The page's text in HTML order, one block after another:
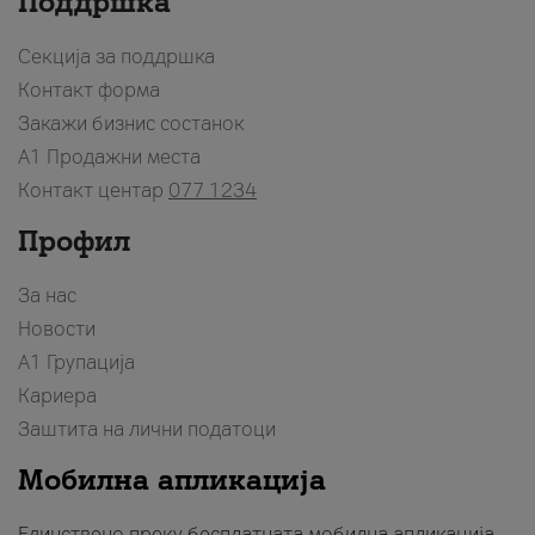
Секција за поддршка
Контакт форма
Закажи бизнис состанок
A1 Продажни места
Контакт центар 077 1234
Профил
За нас
Новости
А1 Групација
Кариера
Заштита на лични податоци
Мобилна апликација